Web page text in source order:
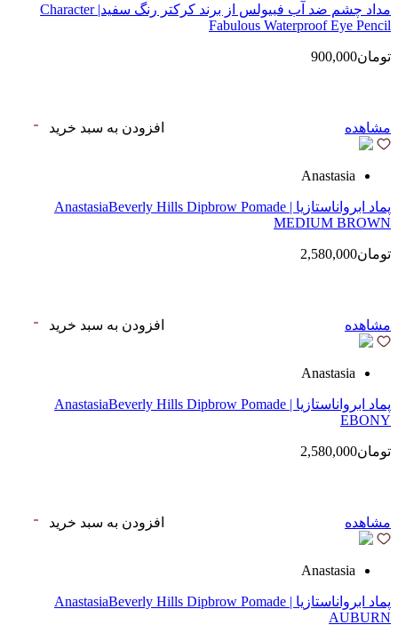
مداد چشم ضد آب فبیولس از برند کرکتر رنگ سفید| Character
Fabulous Waterproof Eye Pencil
تومان900,000
مشاهده افزودن به سبد خرید
Anastasia
پماد ابرواناستازیا | AnastasiaBeverly Hills Dipbrow Pomade
MEDIUM BROWN
تومان2,580,000
مشاهده افزودن به سبد خرید
Anastasia
پماد ابرواناستازیا | AnastasiaBeverly Hills Dipbrow Pomade
EBONY
تومان2,580,000
مشاهده افزودن به سبد خرید
Anastasia
پماد ابرواناستازیا | AnastasiaBeverly Hills Dipbrow Pomade
AUBURN